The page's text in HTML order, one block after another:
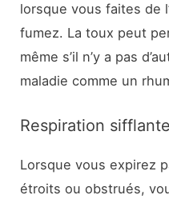
lorsque vous faites de
fumez. La toux peut
même s’il n’y a pas
maladie comme un
Respiration sifflante
Lorsque vous expirez
étroits ou obstrués,